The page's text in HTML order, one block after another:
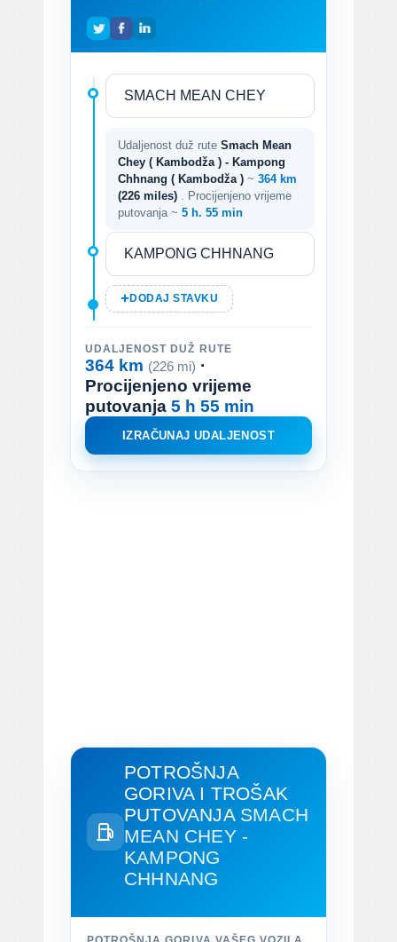
Udaljenost duž rute Smach Mean
Chey ( Kambodža ) - Kampong
Chhnang ( Kambodža ) ~ 364 km
(226 miles)
. Procijenjeno vrijeme
putovanja ~ 5 h. 55 min
DODAJ STAVKU
UDALJENOST DUŽ RUTE
364 km (226 mi) ·
Procijenjeno vrijeme
putovanja 5 h 55 min
IZRAČUNAJ UDALJENOST
POTROŠNJA
GORIVA I TROŠAK
PUTOVANJA SMACH
MEAN CHEY -
KAMPONG
CHHNANG
POTROŠNJA GORIVA VAŠEG VOZILA